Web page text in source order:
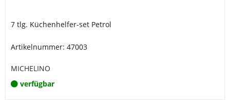
7 tlg. Küchenhelfer-set Petrol
Artikelnummer: 47003
MICHELINO
verfügbar